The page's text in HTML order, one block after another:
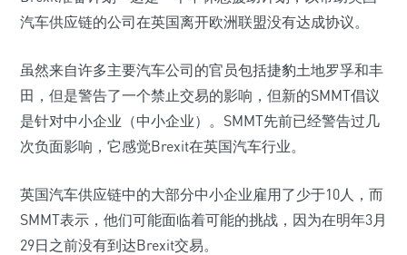
汽车供应链的公司在英国离开欧洲联盟没有达成协议。
虽然来自许多主要汽车公司的官员包括捷豹土地罗孚和丰
田，但是警告了一个禁止交易的影响，但新的SMMT倡议
是针对中小企业（中小企业）。SMMT先前已经警告过几
次负面影响，它感觉Brexit在英国汽车行业。
英国汽车供应链中的大部分中小企业雇用了少于10人，而
SMMT表示，他们可能面临着可能的挑战，因为在明年3月
29日之前没有到达Brexit交易。